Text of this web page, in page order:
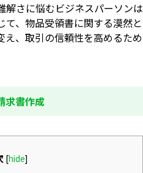
解さに悩むビジネスパーソンは
、物品受領書に関する漠然と
え、取引の信頼性を高めるため
求書作成
[hide]